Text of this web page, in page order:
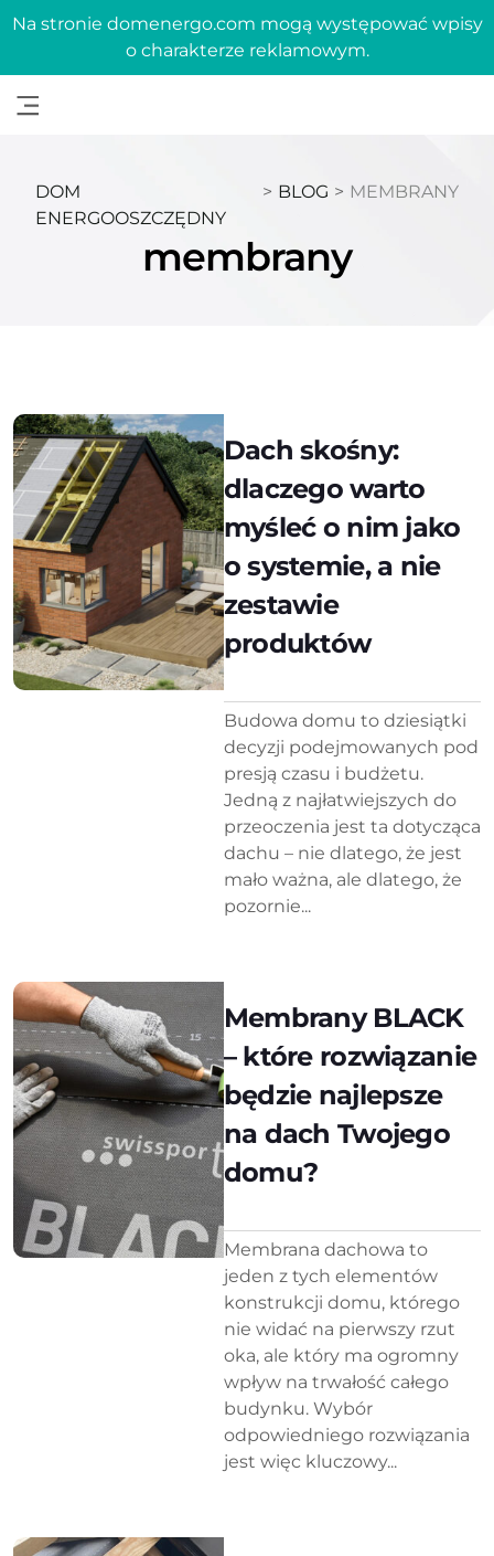
Na stronie domenergo.com mogą występować wpisy
o charakterze reklamowym.
DOM
ENERGOOSZCZĘDNY
> BLOG > MEMBRANY
membrany
Dach skośny:
dlaczego warto
myśleć o nim jako
o systemie, a nie
zestawie
produktów
Budowa domu to dziesiątki
decyzji podejmowanych pod
presją czasu i budżetu.
Jedną z najłatwiejszych do
przeoczenia jest ta dotycząca
dachu – nie dlatego, że jest
mało ważna, ale dlatego, że
pozornie...
Membrany BLACK
– które rozwiązanie
będzie najlepsze
na dach Twojego
domu?
Membrana dachowa to
jeden z tych elementów
konstrukcji domu, którego
nie widać na pierwszy rzut
oka, ale który ma ogromny
wpływ na trwałość całego
budynku. Wybór
odpowiedniego rozwiązania
jest więc kluczowy...